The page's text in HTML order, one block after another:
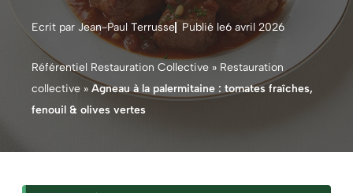
Ecrit par Jean-Paul Terrusse Publié le6 avril 2026
Référentiel Restauration Collective » Restauration
collective » Agneau à la palermitaine : tomates fraîches,
fenouil & olives vertes